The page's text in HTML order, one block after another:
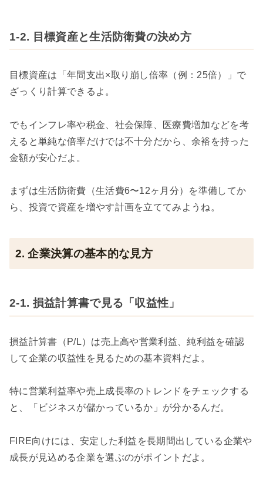
1-2. 目標資産と生活防衛費の決め方
目標資産は「年間支出×取り崩し倍率（例：25倍）」で
ざっくり計算できるよ。
でもインフレ率や税金、社会保障、医療費増加などを考
えると単純な倍率だけでは不十分だから、余裕を持った
金額が安心だよ。
まずは生活防衛費（生活費6〜12ヶ月分）を準備してか
ら、投資で資産を増やす計画を立ててみようね。
2. 企業決算の基本的な見方
2-1. 損益計算書で見る「収益性」
損益計算書（P/L）は売上高や営業利益、純利益を確認
して企業の収益性を見るための基本資料だよ。
特に営業利益率や売上成長率のトレンドをチェックする
と、「ビジネスが儲かっているか」が分かるんだ。
FIRE向けには、安定した利益を長期間出している企業や
成長が見込める企業を選ぶのがポイントだよ。